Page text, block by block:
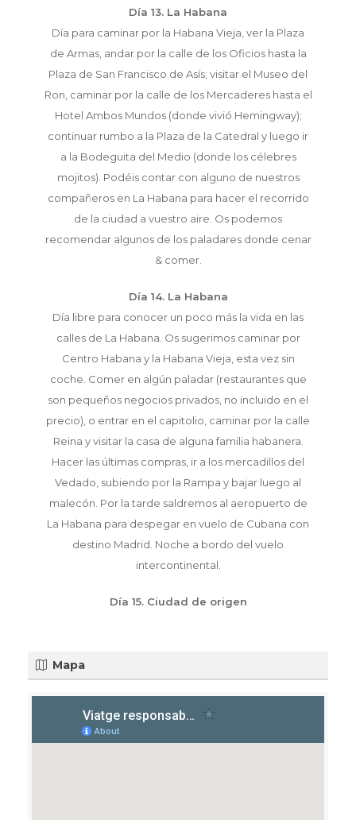
Día 13. La Habana
Día para caminar por la Habana Vieja, ver la Plaza
de Armas, andar por la calle de los Oficios hasta la
Plaza de San Francisco de Asís; visitar el Museo del
Ron, caminar por la calle de los Mercaderes hasta el
Hotel Ambos Mundos (donde vivió Hemingway);
continuar rumbo a la Plaza de la Catedral y luego ir
a la Bodeguita del Medio (donde los célebres
mojitos). Podéis contar con alguno de nuestros
compañeros en La Habana para hacer el recorrido
de la ciudad a vuestro aire. Os podemos
recomendar algunos de los paladares donde cenar
& comer.
Día 14. La Habana
Día libre para conocer un poco más la vida en las
calles de La Habana. Os sugerimos caminar por
Centro Habana y la Habana Vieja, esta vez sin
coche. Comer en algún paladar (restaurantes que
son pequeños negocios privados, no incluido en el
precio), o entrar en el capitolio, caminar por la calle
Reina y visitar la casa de alguna familia habanera.
Hacer las últimas compras, ir a los mercadillos del
Vedado, subiendo por la Rampa y bajar luego al
malecón. Por la tarde saldremos al aeropuerto de
La Habana para despegar en vuelo de Cubana con
destino Madrid. Noche a bordo del vuelo
intercontinental.
Día 15. Ciudad de origen
Mapa